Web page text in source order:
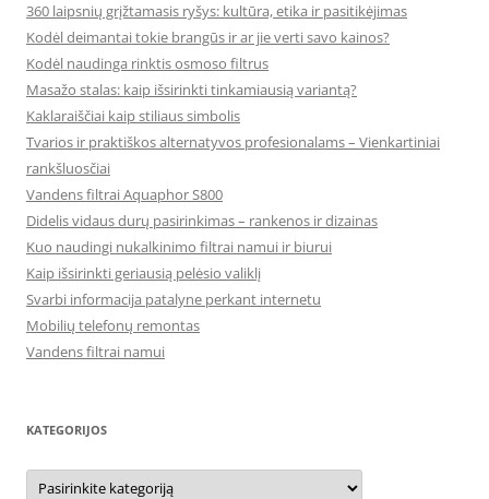
360 laipsnių grįžtamasis ryšys: kultūra, etika ir pasitikėjimas
Kodėl deimantai tokie brangūs ir ar jie verti savo kainos?
Kodėl naudinga rinktis osmoso filtrus
Masažo stalas: kaip išsirinkti tinkamiausią variantą?
Kaklaraiščiai kaip stiliaus simbolis
Tvarios ir praktiškos alternatyvos profesionalams – Vienkartiniai
rankšluosčiai
Vandens filtrai Aquaphor S800
Didelis vidaus durų pasirinkimas – rankenos ir dizainas
Kuo naudingi nukalkinimo filtrai namui ir biurui
Kaip išsirinkti geriausią pelėsio valiklį
Svarbi informacija patalyne perkant internetu
Mobilių telefonų remontas
Vandens filtrai namui
KATEGORIJOS
Kategorijos